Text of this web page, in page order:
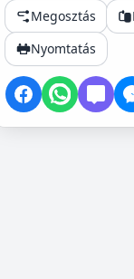
Megosztás
Nyomtatás